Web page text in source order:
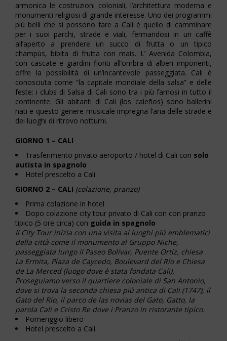
armonica le costruzioni coloniali, l’architettura moderna e
monumenti religiosi di grande interesse. Uno dei programmi
più belli che si possono fare a Cali è quello di camminare
per i suoi parchi, strade e viali, fermandosi in un caffè
all’aperto a prendere un succo di frutta o un tipico
champùs, bibita di frutta con mais. L’ Avenida Colombia,
con cascate e giardini fioriti all’ombra di alberi imponenti,
offre la possibilità di un’incantevole passeggiata. Cali è
conosciuta come “la capitale mondiale della salsa” e delle
feste: i clubs di Salsa di Cali sono tra i più famosi in tutto il
continente. Gli abitanti di Cali (los caleños) sono ballerini
nati e questo genere musicale impregna l’aria delle strade e
dei luoghi di ritrovo notturni.
GIORNO 1 – CALI
Trasferimento privato aeroporto / hotel di Cali con solo
autista in spagnolo
Hotel prescelto a Cali
GIORNO 2 – CALI (colazione, pranzo)
Prima colazione in hotel
Dopo colazione city tour privato di Cali con con pranzo
tipico (5 ore circa) con guida in spagnolo
Il City Tour inizia con una visita ai luoghi più emblematici
della città come il monumento al Gruppo Niche,
passeggiata lungo il Paseo Bolívar, Puente Ortíz, chiesa
La Ermita, Plaza de Caycedo, Boulevard del Río e Chiesa
de La Merced (luogo dove è stata fondata Cali).
Proseguiamo verso il quartiere coloniale di San Antonio,
dove si trova la seconda chiesa più antica di Cali (1747), il
Gato del Rio, il parco de las novias del Gato, Gatto, la
parola Cali e Cristo Re dove i Pranzo in ristorante tipico.
Pomeriggio libero
Hotel prescelto a Cali